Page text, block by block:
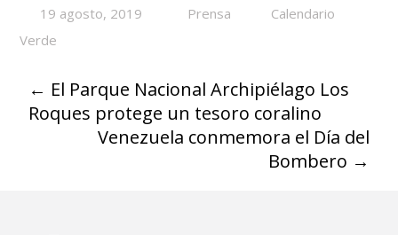
19 agosto, 2019 Prensa
Calendario
Verde
← El Parque Nacional Archipiélago Los
Roques protege un tesoro coralino
Venezuela conmemora el Día del
Bombero →